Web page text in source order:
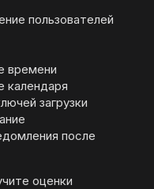
пользователей
времени
календаря
загрузки
после
оценки